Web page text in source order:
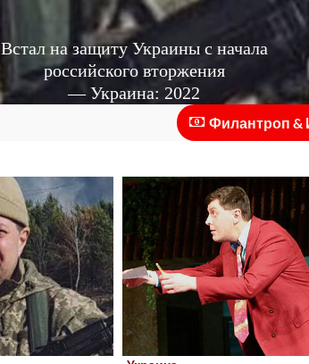
Встал на защиту Украины с начала
российского вторжения
— Украина: 2022
Филантроп &